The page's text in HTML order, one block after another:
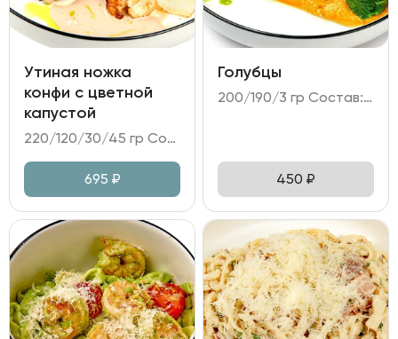
Утиная ножка
конфи с цветной
капустой
220/120/30/45 гр Состав: - утиная ножка конфи; - капуста цветная; - чатни из сливы; - соус перечный; микрозелень.
695 ₽
Голубцы
200/190/3 гр Состав: - фарш из говядины; лук репчатый; капуста пекинская; - соус на основе сметаны и томатной пасты с луком и морковь; - масло укропное, зелень.
450 ₽